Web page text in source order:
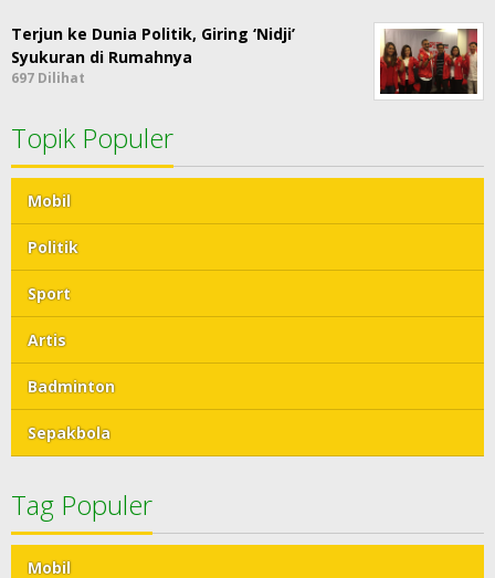
Terjun ke Dunia Politik, Giring ‘Nidji’
Syukuran di Rumahnya
697 Dilihat
Topik Populer
Mobil
Politik
Sport
Artis
Badminton
Sepakbola
Tag Populer
Mobil